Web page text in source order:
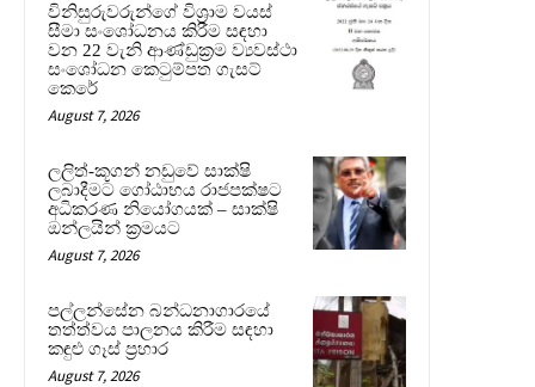
විනිසුරුවරුන්ගේ විශ්‍රාම වයස්
සීමා සංශෝධනය කිරීම සඳහා
වන 22 වැනි ආණ්ඩුක්‍රම ව්‍යවස්ථා
සංශෝධන කෙටුම්පත ගැසට්
කෙරේ
August 7, 2026
ලලිත්-කූගන් නඩුවේ සාක්ෂි
ලබාදීමට ගෝඨාභය රාජපක්ෂට
අධිකරණ නියෝගයක් – සාක්ෂි
ඔන්ලයින් ක්‍රමයට
August 7, 2026
පල්ලන්සේන බන්ධනාගාරයේ
තත්ත්වය පාලනය කිරීම සඳහා
කඳුළු ගෑස් ප්‍රහාර
August 7, 2026